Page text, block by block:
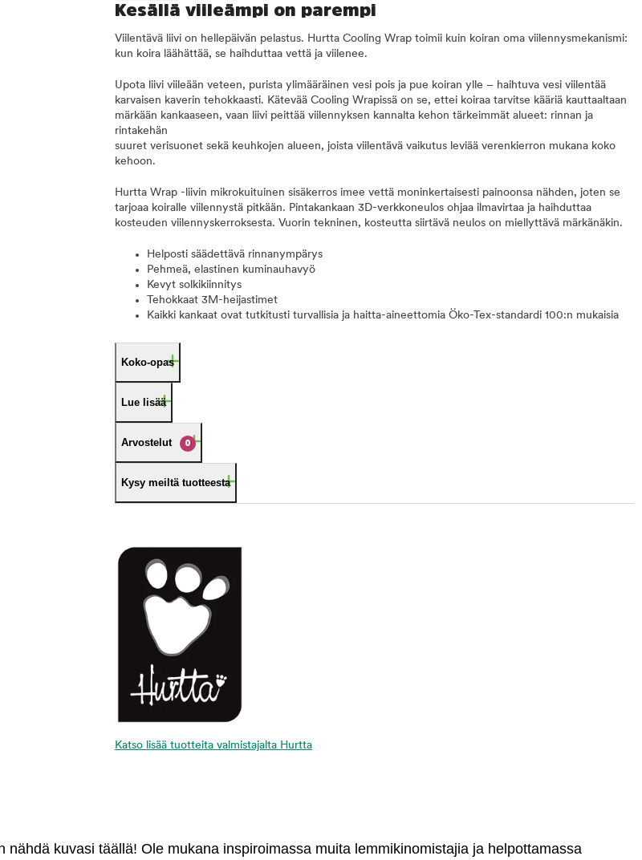
Kesällä viileämpi on parempi
Viilentävä liivi on hellepäivän pelastus. Hurtta Cooling Wrap toimii kuin koiran oma viilennysmekanismi:
kun koira läähättää, se haihduttaa vettä ja viilenee.
Upota liivi viileään veteen, purista ylimääräinen vesi pois ja pue koiran ylle – haihtuva vesi viilentää
karvaisen kaverin tehokkaasti. Kätevää Cooling Wrapissä on se, ettei koiraa tarvitse kääriä kauttaaltaan
märkään kankaaseen, vaan liivi peittää viilennyksen kannalta kehon tärkeimmät alueet: rinnan ja
rintakehän
suuret verisuonet sekä keuhkojen alueen, joista viilentävä vaikutus leviää verenkierron mukana koko
kehoon.
Hurtta Wrap -liivin mikrokuituinen sisäkerros imee vettä moninkertaisesti painoonsa nähden, joten se
tarjoaa koiralle viilennystä pitkään. Pintakankaan 3D-verkkoneulos ohjaa ilmavirtaa ja haihduttaa
kosteuden viilennyskerroksesta. Vuorin tekninen, kosteutta siirtävä neulos on miellyttävä märkänäkin.
Helposti säädettävä rinnanympärys
Pehmeä, elastinen kuminauhavyö
Kevyt solkikiinnitys
Tehokkaat 3M-heijastimet
Kaikki kankaat ovat tutkitusti turvallisia ja haitta-aineettomia Öko-Tex-standardi 100:n mukaisia
Koko-opas
Lue lisää
Arvostelut 0
Kysy meiltä tuotteesta
Katso lisää tuotteita valmistajalta Hurtta
kuvasi täällä! Ole mukana inspiroimassa muita lemmikinomistajia ja helpottamassa